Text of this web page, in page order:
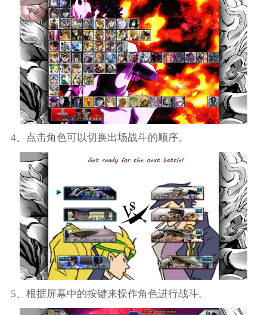
4、点击角色可以切换出场战斗的顺序。
5、根据屏幕中的按键来操作角色进行战斗。